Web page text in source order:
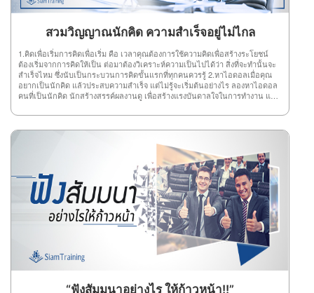
สวมวิญญาณนักคิด ความสำเร็จอยู่ไม่ไกล
1.คิดเพื่อเริ่มการคิดเพื่อเริ่ม คือ เวลาคุณต้องการใช้ความคิดเพื่อสร้างระโยชน์
ต้องเริ่มจากการคิดให้เป็น ต่อมาต้องวิเคราะห์ความเป็นไปได้ว่า สิ่งที่จะทำนั้นจะ
สำเร็จไหม ซึ่งนับเป็นกระบวนการคิดขั้นแรกที่ทุกคนควรรู้ 2.หาไอดอลเมื่อคุณ
อยากเป็นนักคิด แล้วประสบความสำเร็จ แต่ไม่รู้จะเริ่มต้นอย่างไร ลองหาไอดอล
คนที่เป็นนักคิด นักสร้างสรรค์ผลงานดู เพื่อสร้างแรงบันดาลใจในการทำงาน แล้ว
ใคร เพราะนักคิดต้องรู้จักสร้างสรรค์งานด้วยตัวเอง จะได้ประสบความสำเร็จอย่าง
คุณต้องลองวาดฝันว่า คุณอยากทำอะไร ต้องการประสบความสำเร็จด้านไหน
แล้วตัวเองมีความถนัดเรื่องอะไร โดยต้องนำทั้งหมดมารวมกันเพื่อสร้าง
จินตนาการนั้นออกมา แล้วคุณก็จะเห็นลู่ทางในการลงมือทำเอง 5.ออกค้นหาการ
ออกค้นหาสามารถให้อะไรคุณได้มากเลยทีเดียว ทั้งความรู้ แนวคิดใหม่ๆ
จินตนาการ ความสร้างสรรค์ และอีกมากมาย ดังนั้น การออกค้นหาสิ่งที่ตัวเอง
ต้องการบนโลกกว้างก็ช่วยได้เยอะเช่นกัน 6.ลงมือทำการลงมือทำทั้งๆ ที่ตัวเองยัง
ไม่มีความรู้ ก็ไม่ใช่เรื่องแปลก หรือเรื่องน่าอาย เพราะการลงมือทำนี่แหละช่วยให้
คุณค้นพบความคิดใหม่ๆ แนวทางใหม่ ที่สำคัญอาจทำให้คุณมรประสบการณ์สร้าง
ความสำเร็จได้โดยเร็วอีกด้วย 7.หาเวลาว่างให้ตัวเองการมีเวลาว่างเพื่อคิดอะไร
บ้างอย่างในสถานที่ที่เงียบสงบ สะดวกต่อการคิดทบทวนเรื่องต่างๆ ก็สามารถช่วย
ให้ความคิดไหลลื่น และแตกฉานได้โดยง่าย ดังนั้น ลองหาเวลาว่าง และสถานที่
สงบๆ คิดหาความก้าวหน้าดู แล้วคุณจะพบจุดจบแห่งความสำเร็จอย่าง
แน่นอน 8.อ่านให้เยอะการอ่านให้เยอะๆ คือ การศึกษาความรู้จากตำรา หรือ
แหล่งความรู้ทั่วไป ซึ่งการที่คุณมีความรู้ มักจะช่วยให้คุณสามารถคิดและวิเคราะห์
“ฟังสัมมนาอย่างไร ให้ก้าวหน้า!!”